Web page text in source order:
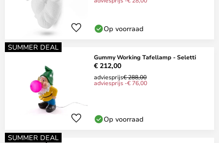
Op voorraad
SUMMER DEAL
Gummy Working Tafellamp - Seletti
€ 212,00
adviesprijs€ 288,00
adviesprijs -€ 76,00
Op voorraad
SUMMER DEAL